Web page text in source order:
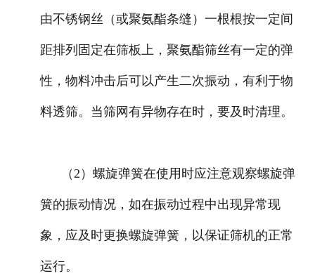
由不锈钢丝（或聚氨酯条缝）一根根按一定间
距排列固定在筛板上，聚氨酯筛丝有一定的弹
性，物料冲击后可以产生二次振动，有利于物
料透筛。当筛网有异物存在时，要及时清理。
（2）螺旋弹簧在使用时应注意观察螺旋弹
簧的振动情况，如在振动过程中出现异常现
象，应及时更换螺旋弹簧，以保证筛机的正常
运行。